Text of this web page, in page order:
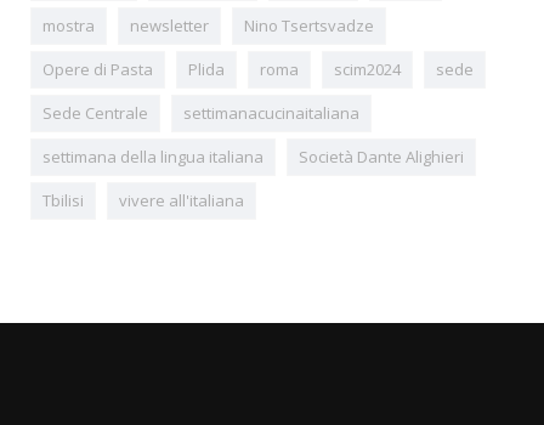
mostra
newsletter
Nino Tsertsvadze
Opere di Pasta
Plida roma scim2024
sede
Sede Centrale
settimanacucinaitaliana
settimana della lingua italiana
Società Dante Alighieri
Tbilisi
vivere all'italiana